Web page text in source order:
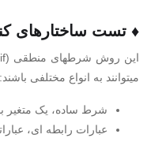
♦ تست ساختارهای
میتوانند به انواع مختلفی باشند:
شرط ساده، یک متغیر
عبارات رابطه ای،